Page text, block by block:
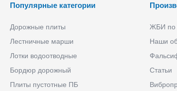
Популярные категории
Дорожные плиты
Лестничные марши
Лотки водоотводные
Бордюр дорожный
Плиты пустотные ПБ
ЖБИ по
Наши
Статьи